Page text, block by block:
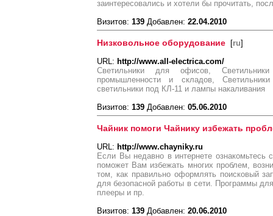
заинтересовались и хотели бы прочитать,
Визитов: 139 Добавлен: 22.04.2010
Низковольное оборудование [ru]
URL: http://www.all-electrica.com/
Светильники для офисов,
промышленности и складов,
светильники под КЛ-11 и лампы накаливания
Визитов: 139 Добавлен: 05.06.2010
Чайник помоги Чайнику избежать
URL: http://www.chayniky.ru
Если Вы недавно в интернете ознакомьтесь
поможет Вам избежать многих проблем,
том, как правильно оформлять поисковый
для безопасной работы в сети. Программы
плееры и пр.
Визитов: 139 Добавлен: 20.06.2010